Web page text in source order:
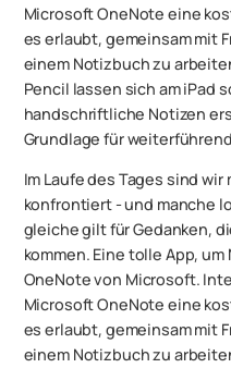
‎Microsoft OneNote eine
es erlaubt, gemeinsam mit
einem Notizbuch zu
Pencil lassen sich am iPad
handschriftliche Notizen
Grundlage für
Im Laufe des Tages sind
konfrontiert - und manche
gleiche gilt für Gedanken,
kommen. Eine tolle App,
OneNote von Microsoft.
‎Microsoft OneNote eine
es erlaubt, gemeinsam mit
einem Notizbuch zu